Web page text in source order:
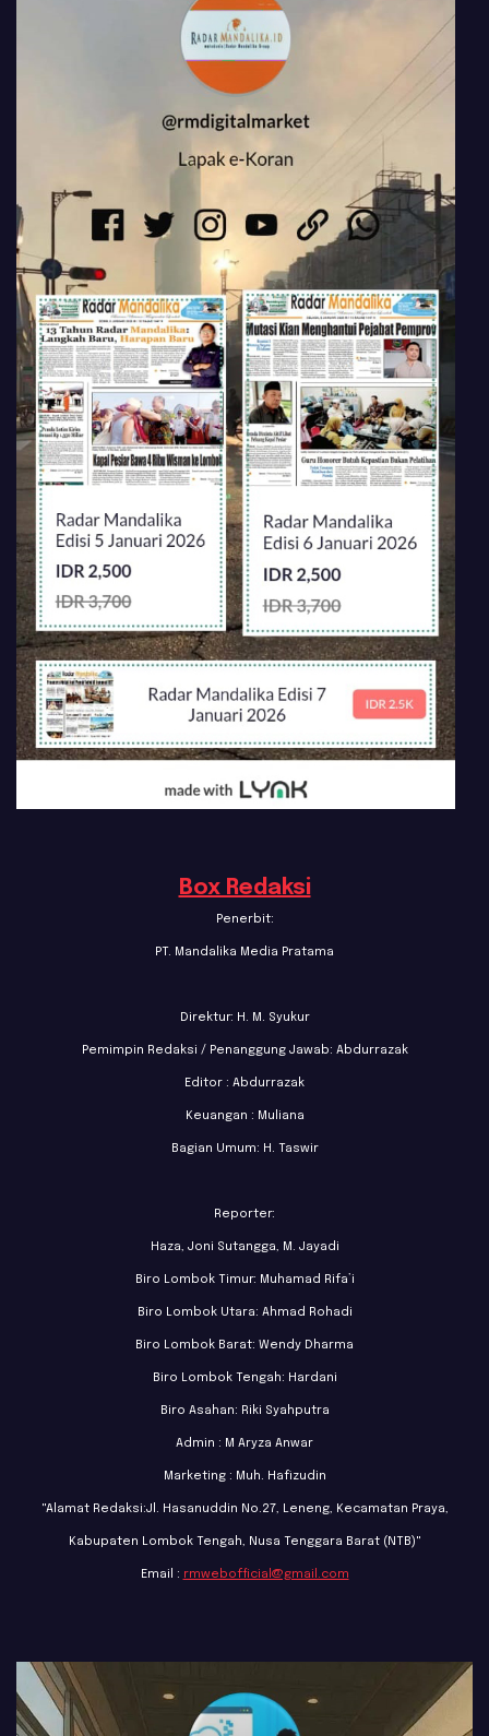
Box Redaksi
Penerbit:
PT. Mandalika Media Pratama
Direktur: H. M. Syukur
Pemimpin Redaksi / Penanggung Jawab: Abdurrazak
Editor : Abdurrazak
Keuangan : Muliana
Bagian Umum: H. Taswir
Reporter:
Haza, Joni Sutangga, M. Jayadi
Biro Lombok Timur: Muhamad Rifa’i
Biro Lombok Utara: Ahmad Rohadi
Biro Lombok Barat: Wendy Dharma
Biro Lombok Tengah: Hardani
Biro Asahan: Riki Syahputra
Admin : M Aryza Anwar
Marketing : Muh. Hafizudin
"Alamat Redaksi:Jl. Hasanuddin No.27, Leneng, Kecamatan Praya,
Kabupaten Lombok Tengah, Nusa Tenggara Barat (NTB)"
Email : rmwebofficial@gmail.com